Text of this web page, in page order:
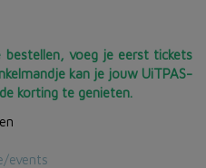
voeg je eerst tickets
kan je jouw UiTPAS-
korting te genieten.
events